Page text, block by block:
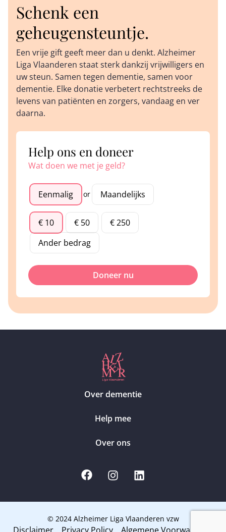
Schenk een
geheugensteuntje.
Een vrije gift geeft meer dan u denkt. Alzheimer
Liga Vlaanderen staat sterk dankzij vrijwilligers en
uw steun. Samen tegen dementie, samen voor
dementie. Elke donatie verbetert rechtstreeks de
levens van patiënten en zorgers, vandaag en ver
daarna.
Help ons en doneer
Wat doen we met je geld?
Eenmalig or Maandelijks
€ 10 € 50
€ 250
Ander bedrag
Doneer nu
Over dementie
Help mee
Over ons
© 2024 Alzheimer Liga Vlaanderen vzw
Disclaimer Privacy Policy Algemene Voorwaarden